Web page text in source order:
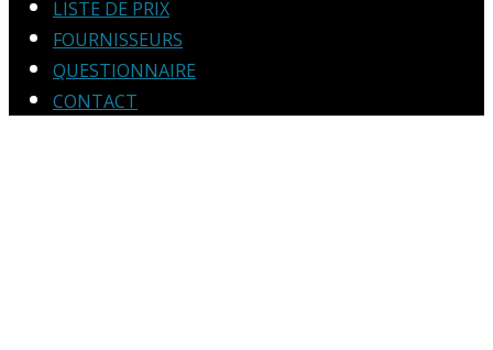
LISTE DE PRIX
FOURNISSEURS
QUESTIONNAIRE
CONTACT